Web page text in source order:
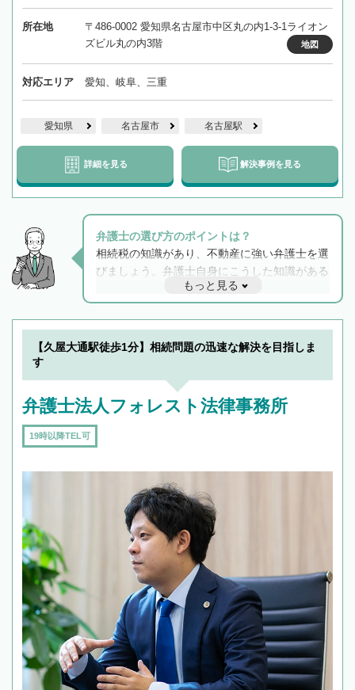
所在地
〒486-0002 愛知県名古屋市中区丸の内1-3-1ライオン
ズビル丸の内3階
地図
対応エリア 愛知、岐阜、三重
愛知県 名古屋市 名古屋駅
詳細を見る 解決事例を見る
弁護士の選び方のポイントは？
相続税の知識があり、不動産に強い弁護士を選
びましょう。弁護士自身にこうした知識がある
と他士業との連携もスムーズに進み、トラブル
解決のみならず相続をトータルで任せることが
できます。また、相続は感情がからむ分野なの
でフィーリングも重要です。実際に電話や面談
もっと見る
【久屋大通駅徒歩1分】相続問題の迅速な解決を目指しま
す
弁護士法人フォレスト法律事務所
19時以降TEL可